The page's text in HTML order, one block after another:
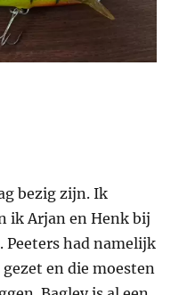
bezig zijn. Ik
ik Arjan en Henk bij
Peeters had namelijk
en die moesten